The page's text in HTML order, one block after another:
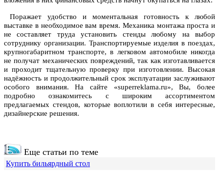
Поражает удобство и моментальная готовность к любой
выставке в необходимое вам время. Механика монтажа проста и
не составляет труда установить стенды любому на выбор
сотруднику организации. Транспортируемые изделия в поездах,
крупногабаритном транспорте, в легковом автомобиле никогда
не получат механических повреждений, так как изготавливается
и проходит тщательную проверку при изготовлении. Высокая
надёжность и продолжительный срок эксплуатации заслуживают
особого внимания. На сайте «superreklama.ru», Вы, более
подробно ознакомитесь с широким ассортиментом
предлагаемых стендов, которые воплотили в себя интересные,
дизайнерские решения.
Еще статьи по теме
Купить бильярдный стол